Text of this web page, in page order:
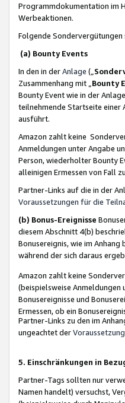
Programmdokumentation im
Werbeaktionen.
Folgende
(a) Bounty Events
In den in derAnlage („
Zusammenhang mit „ Bounty
Bounty Event wie in der
teilnehmende Startseite einer
ausführt.
Amazon zahlt keine
Anmeldungen unter Angabe
Person, wiederholter Bounty
alleinigen Ermessen von Fall
Partner-Links auf die in der
Voraussetzungen für die
(b) Bonus-Ereignisse
diesem Abschnitt 4(b)
Bonusereignis, wie im
während der sich daraus
Amazon zahlt keine
(beispielsweise
Bonusereignisse und
Ermessen, ob ein
Partner-Links zu den im
ungeachtet der
5. Einschränkungen in
Partner-Tags sollten nur
Namen handelt) versuchst,